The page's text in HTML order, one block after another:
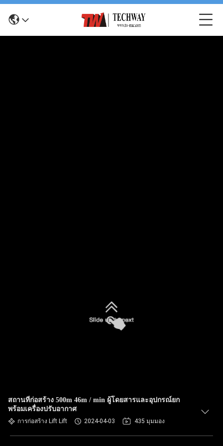
สถานที่ก่อสร้าง 500m 46m / min ผู้โดยสารและอุปกรณ์ยก
พร้อมเครื่องปรับอากาศ
การก่อสร้าง Lift Lift 2024-04-03 435 มุมมอง